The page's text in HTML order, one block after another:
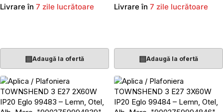
Livrare în 7 zile lucrătoare
▤Adaugă la ofertă
Livrare în 7 zile lucrătoare
▤Adaugă la ofertă